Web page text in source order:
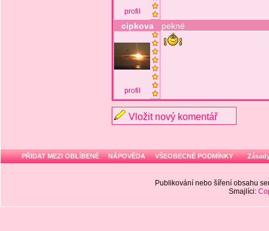
profil
cipkova pekné
profil
Vložit nový komentář
PŘIDAT MEZI OBLÍBENÉ NÁPOVĚDA VŠEOBECNÉ PODMÍNKY
Publikování nebo šíření obsahu
Smajlíci: